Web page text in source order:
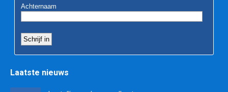
Laatste nieuws